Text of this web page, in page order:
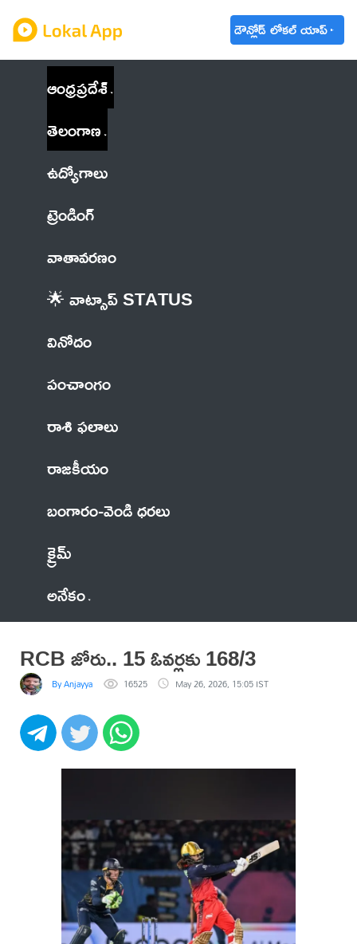
డౌన్లోడ్ లోకల్ యాప్
ఆంధ్రప్రదేశ్
తెలంగాణ
ఉద్యోగాలు
ట్రెండింగ్
వాతావరణం
🌟 వాట్సాప్ STATUS
వినోదం
పంచాంగం
రాశి ఫలాలు
రాజకీయం
బంగారం-వెండి ధరలు
క్రైమ్
అనేకం
RCB జోరు.. 15 ఓవర్లకు 168/3
By Anjayya 16525 May 26, 2026, 15:05 IST